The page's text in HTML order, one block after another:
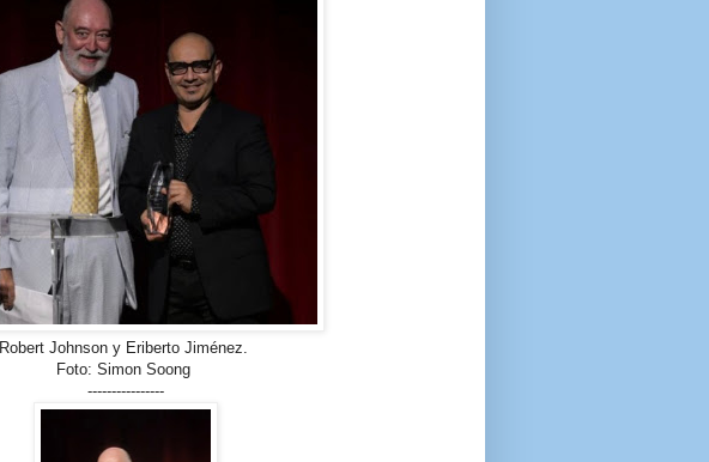
Robert Johnson y Eriberto Jiménez.
Foto: Simon Soong
----------------